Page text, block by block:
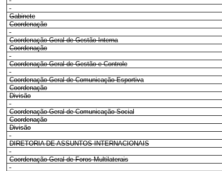
Gabinete
Coordenação
Coordenação-Geral de Gestão Interna
Coordenação
Coordenação-Geral de Gestão e Controle
Coordenação-Geral de Comunicação Esportiva
Coordenação
Divisão
Coordenação-Geral de Comunicação Social
Coordenação
Divisão
DIRETORIA DE ASSUNTOS INTERNACIONAIS
Coordenação-Geral de Foros Multilaterais